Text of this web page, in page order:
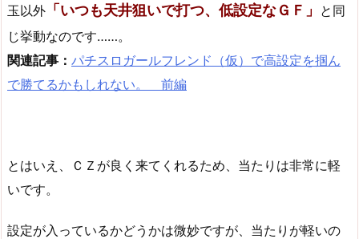
玉以外 「いつも天井狙いで打つ、低設定なＧＦ」 と同
じ挙動なのです……。
関連記事： パチスロガールフレンド（仮）で高設定を掴ん
で勝てるかもしれない。 前編
とはいえ、ＣＺが良く来てくれるため、当たりは非常に軽
いです。
設定が入っているかどうかは微妙ですが、当たりが軽いの